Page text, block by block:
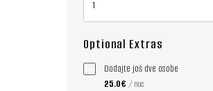
Optional Extras
Dodajte još dve osobe
25.0€ / noć